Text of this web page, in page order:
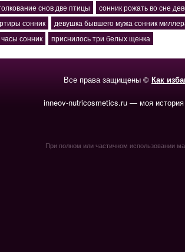
снов две птицы
сонник рожать во сне
сонник
девушка бывшего мужа сонник
сонник
приснилось три белых щенка
Все права защищены © Как
inneov-nutricosmetics.ru — моя
При полном или частичном использовании